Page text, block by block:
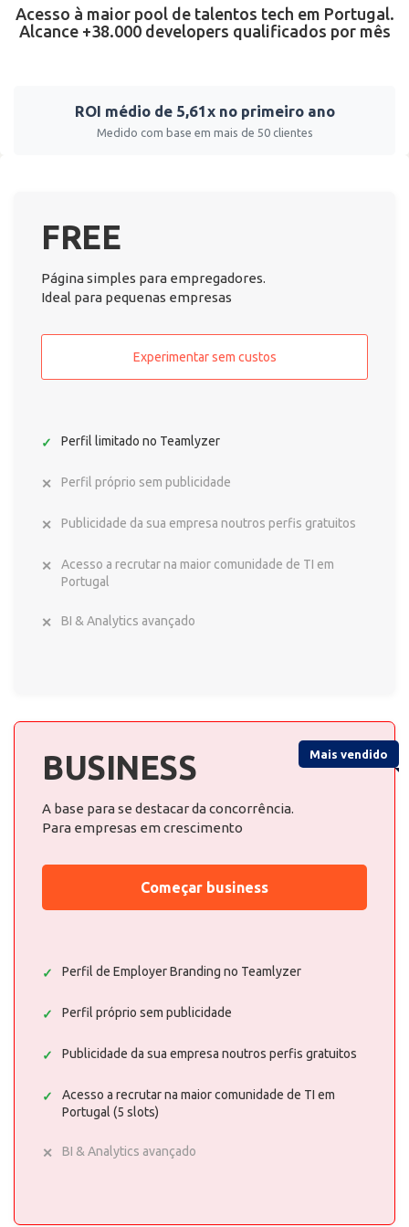
Acesso à maior pool de talentos tech em Portugal.
Alcance +38.000 developers qualificados por mês
ROI médio de 5,61x no primeiro ano
Medido com base em mais de 50 clientes
FREE
Página simples para empregadores.
Ideal para pequenas empresas
Experimentar sem custos
Perfil limitado no Teamlyzer
Perfil próprio sem publicidade
Publicidade da sua empresa noutros perfis gratuitos
Acesso a recrutar na maior comunidade de TI em
Portugal
BI & Analytics avançado
Mais vendido
BUSINESS
A base para se destacar da concorrência.
Para empresas em crescimento
Começar business
Perfil de Employer Branding no Teamlyzer
Perfil próprio sem publicidade
Publicidade da sua empresa noutros perfis gratuitos
Acesso a recrutar na maior comunidade de TI em
Portugal (5 slots)
BI & Analytics avançado